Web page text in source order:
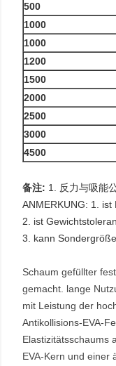
500
1000
1000
1200
1500
2000
2500
3000
4500
备注: 1. 反力与吸能
ANMERKUNG: 1.
2. ist
3. kann
Schaum gefüllter
gemacht. lange
mit Leistung der
Antikollisions-EVA-
Elastizitätsschaums
EVA-Kern und einer